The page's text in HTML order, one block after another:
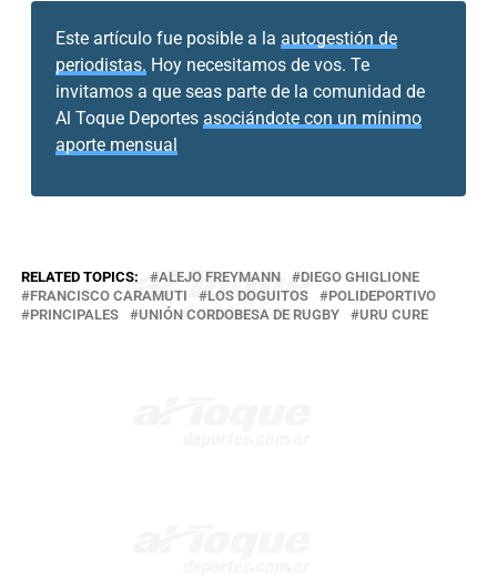
Este artículo fue posible a la autogestión de
periodistas. Hoy necesitamos de vos. Te
invitamos a que seas parte de la comunidad de
Al Toque Deportes asociándote con un mínimo
aporte mensual
RELATED TOPICS: ALEJO FREYMANN
DIEGO GHIGLIONE
FRANCISCO CARAMUTI
LOS DOGUITOS
POLIDEPORTIVO
PRINCIPALES
UNIÓN CORDOBESA DE RUGBY URU CURE